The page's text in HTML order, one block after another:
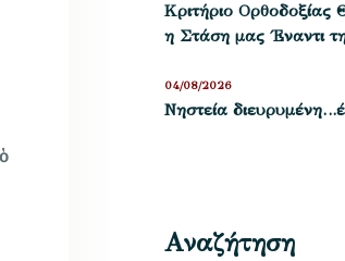
Kριτήριο Oρθοδοξίας
η Στάση μας ΄Εναντι
Νηστεία
04/08/2026
Αναζήτηση